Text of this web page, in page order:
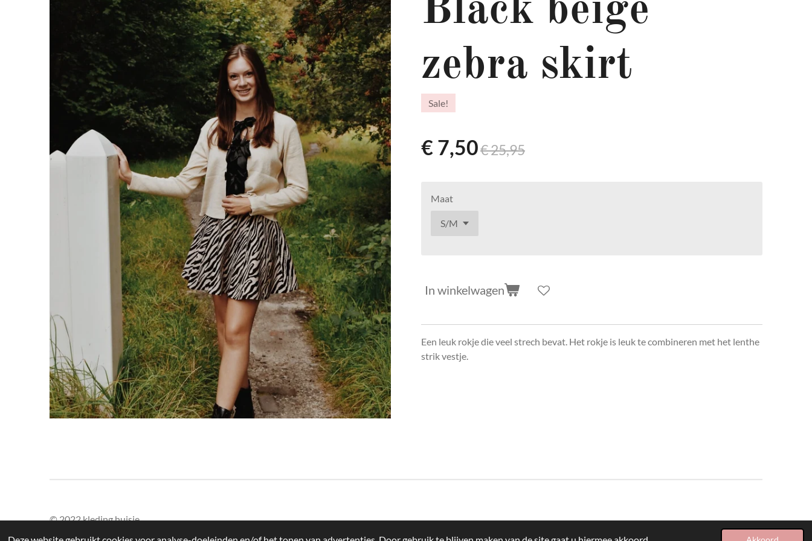
Black beige
zebra skirt
Sale!
€ 7,50€ 25,95
Maat
In winkelwagen
Een leuk rokje die veel strech bevat. Het rokje is leuk te combineren met het lenthe
strik vestje.
© 2022 kleding huisje